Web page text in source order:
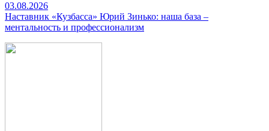
03.08.2026
Наставник «Кузбасса» Юрий Зинько: наша база –
ментальность и профессионализм